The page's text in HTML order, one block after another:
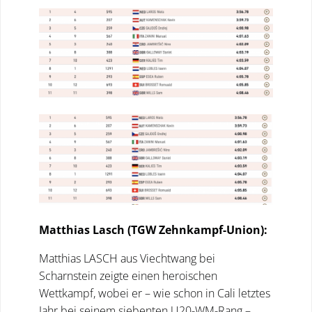
Matthias Lasch (TGW Zehnkampf-Union):
Matthias LASCH aus Viechtwang bei
Scharnstein zeigte einen heroischen
Wettkampf, wobei er – wie schon in Cali letztes